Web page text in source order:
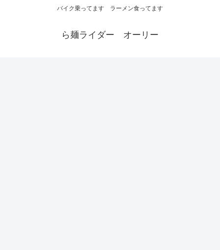
バイク乗ってます ラーメン食ってます
ら麺ライダー オーリー